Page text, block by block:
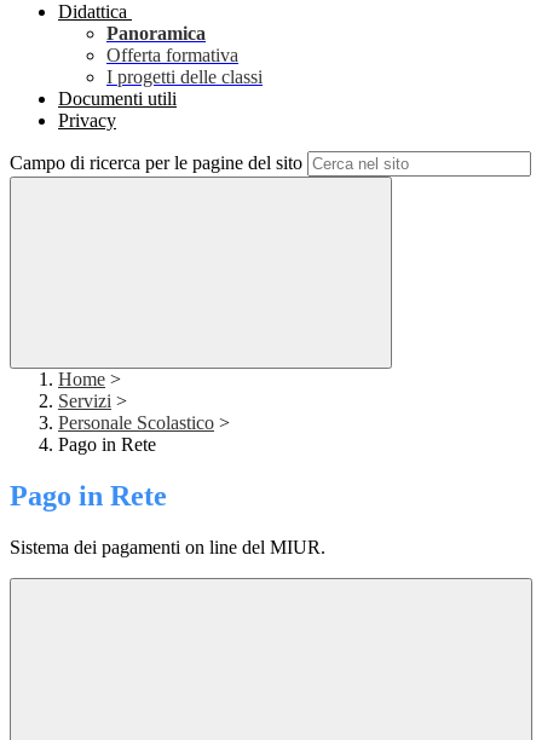
Didattica
Panoramica
Offerta formativa
I progetti delle classi
Documenti utili
Privacy
Campo di ricerca per le pagine del sito
Home >
Servizi >
Personale Scolastico >
Pago in Rete
Pago in Rete
Sistema dei pagamenti on line del MIUR.